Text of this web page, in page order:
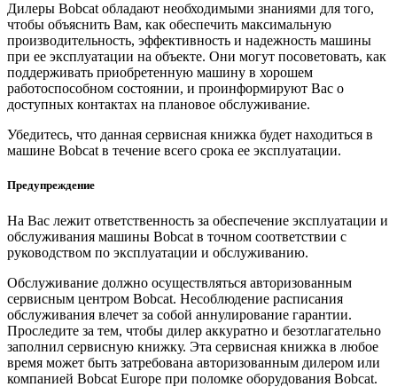
Дилеры Bobcat обладают необходимыми знаниями для того,
чтобы объяснить Вам, как обеспечить максимальную
производительность, эффективность и надежность машины
при ее эксплуатации на объекте. Они могут посоветовать, как
поддерживать приобретенную машину в хорошем
работоспособном состоянии, и проинформируют Вас о
доступных контактах на плановое обслуживание.
Убедитесь, что данная сервисная книжка будет находиться в
машине Bobcat в течение всего срока ее эксплуатации.
Предупреждение
На Вас лежит ответственность за обеспечение эксплуатации и
обслуживания машины Bobcat в точном соответствии с
руководством по эксплуатации и обслуживанию.
Обслуживание должно осуществляться авторизованным
сервисным центром Bobcat. Несоблюдение расписания
обслуживания влечет за собой аннулирование гарантии.
Проследите за тем, чтобы дилер аккуратно и безотлагательно
заполнил сервисную книжку. Эта сервисная книжка в любое
время может быть затребована авторизованным дилером или
компанией Bobcat Europe при поломке оборудования Bobcat.